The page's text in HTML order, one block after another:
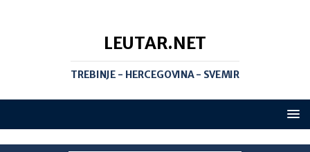
LEUTAR.NET
TREBINJE - HERCEGOVINA - SVEMIR